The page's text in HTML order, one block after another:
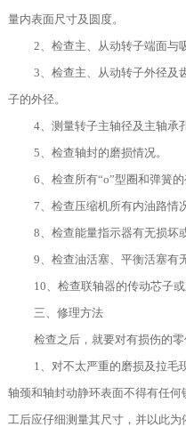
量内表面尺寸及圆度。
2、检查主、从动转子端面与
3、检查主、从动转子外径及
子的外径。
4、测量转子主轴径及主轴承
5、检查轴封的磨损情况。
6、检查所有“o”型圈和弹簧的
7、检查压缩机所有内油路情
8、检查能量指示器有无损坏
9、检查油活塞、平衡活塞有
10、检查联轴器的传动芯子或
三、修理方法
检查之后，就要对有损伤的
1、对不太严重的磨损及拉毛
轴颈和轴封动静环表面不得有任
工后应仔细测量其尺寸，并以此为